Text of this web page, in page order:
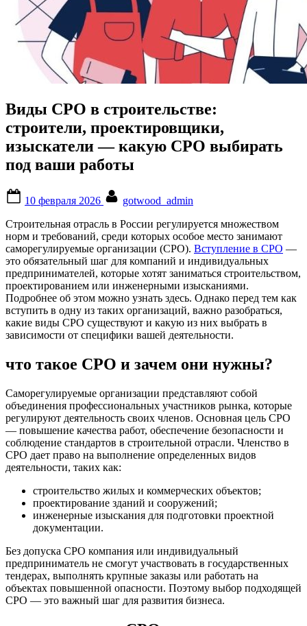
Виды СРО в строительстве:
строители, проектировщики,
изыскатели — какую СРО выбирать
под ваши работы
on
10 февраля 2026
gotwood_admin
Строительная отрасль в России регулируется множеством
норм и требований, среди которых особое место занимают
саморегулируемые организации (СРО). Вступление в СРО —
это обязательный шаг для компаний и индивидуальных
предпринимателей, которые хотят заниматься строительством,
проектированием или инженерными изысканиями.
Подробнее об этом можно узнать здесь. Однако перед тем как
вступить в одну из таких организаций, важно разобраться,
какие виды СРО существуют и какую из них выбрать в
зависимости от специфики вашей деятельности.
что такое СРО и зачем они нужны?
Саморегулируемые организации представляют собой
объединения профессиональных участников рынка, которые
регулируют деятельность своих членов. Основная цель СРО
— повышение качества работ, обеспечение безопасности и
соблюдение стандартов в строительной отрасли. Членство в
СРО дает право на выполнение определенных видов
деятельности, таких как:
строительство жилых и коммерческих объектов;
проектирование зданий и сооружений;
инженерные изыскания для подготовки проектной
документации.
Без допуска СРО компания или индивидуальный
предприниматель не смогут участвовать в государственных
тендерах, выполнять крупные заказы или работать на
объектах повышенной опасности. Поэтому выбор подходящей
СРО — это важный шаг для развития бизнеса.